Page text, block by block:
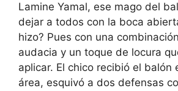
Lamine Yamal, ese mago del
dejar a todos con la boca
hizo? Pues con una
audacia y un toque de locura
aplicar. El chico recibió el balón
área, esquivó a dos defensas